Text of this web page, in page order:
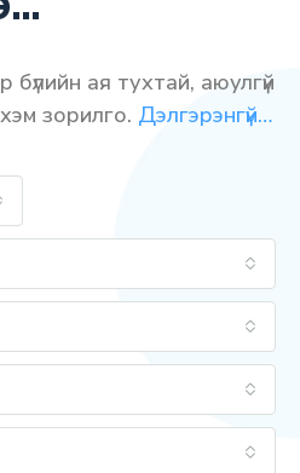
ая тухтай, аюулгүй
зорилго. Дэлгэрэнгүй…